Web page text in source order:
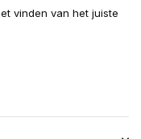
vinden van het juiste